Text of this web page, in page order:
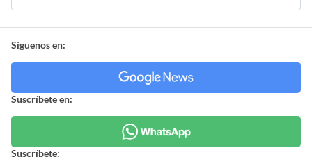
Síguenos en:
Suscríbete en:
Suscríbete: